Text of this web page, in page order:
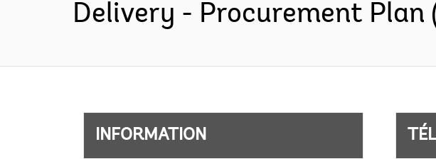
Delivery - Procurement Plan
INFORMATION